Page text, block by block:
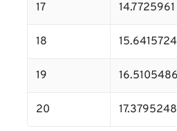
17 14.7725961
18 15.6415724
19 16.5105486
20 17.3795248